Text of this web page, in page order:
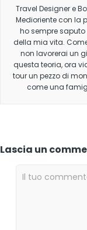
Travel Designer e
Medioriente con la
ho sempre
della mia vita.
non lavorerai un
questa teoria, ora
tour un pezzo di
come una
Lascia un